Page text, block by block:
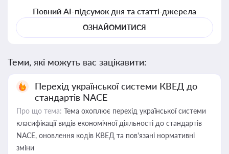
Повний AI-підсумок дня та статті-джерела
ОЗНАЙОМИТИСЯ
Теми, які можуть вас зацікавити:
Перехід української системи КВЕД до
стандартів NACE
Про що тема: Тема охоплює перехід української системи
класифікації видів економічної діяльності до стандартів
NACE, оновлення кодів КВЕД та пов'язані нормативні
зміни